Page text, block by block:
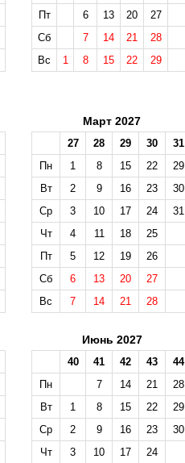
Пт
6 13 20
27
Сб
7 14 21
28
Вс
1 8 15 22 29
Март 2027
27 28 29 30
31
Пн
1 8 15 22
29
Вт
2 9 16 23
30
Ср
3 10 17 24
31
Чт
4 11 18
25
Пт
5 12 19
26
Сб
6 13 20
27
Вс
7 14 21 28
Июнь 2027
40 41 42 43
44
Пн
7 14 21
28
Вт
1 8 15 22
29
Ср
2 9 16 23
30
Чт
3 10 17 24